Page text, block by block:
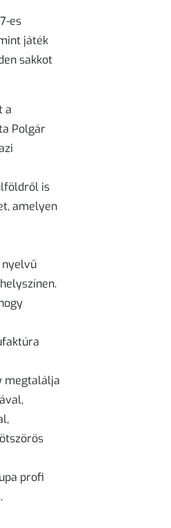
es
játék
sakkot
a
Polgár
is
amelyen
nyelvű
megtalálja
profi